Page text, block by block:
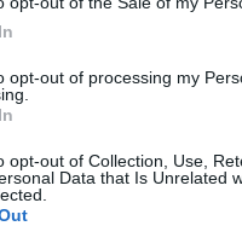
opt-out of processing my
opt-out of Collection, Use,
Data that Is Unrelated